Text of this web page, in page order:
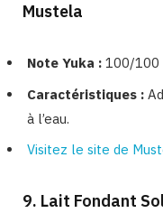
Mustela
Note Yuka : 100/100
Caractéristiques :
à l’eau.
Visitez le site de
9. Lait Fondant